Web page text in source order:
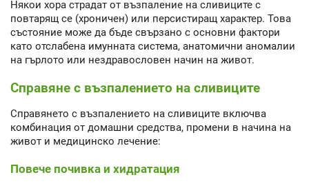
Някои хора страдат от възпаление на сливиците с
повтарящ се (хроничен) или персистиращ характер. Това
състояние може да бъде свързано с основни фактори
като отслабена имунната система, анатомични аномалии
на гърлото или нездравословен начин на живот.
Справяне с възпалението на сливиците
Справянето с възпалението на сливиците включва
комбинация от домашни средства, промени в начина на
живот и медицинско лечение:
Повече почивка и хидратация